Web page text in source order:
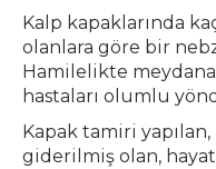
Kalp kapaklarında
olanlara göre bir
Hamilelikte
hastaları olumlu
Kapak tamiri
giderilmiş olan,